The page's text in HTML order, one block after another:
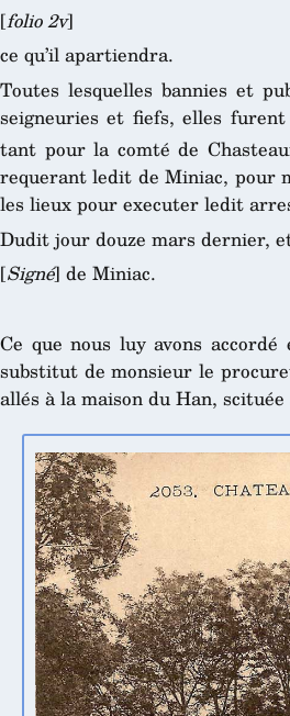
[folio 2v]
ce qu’il apartiendra.
Toutes lesquelles bannies et
seigneuries et fiefs, elles furent
tant pour la comté de
requerant ledit de Miniac, pour
les lieux pour executer ledit
Dudit jour douze mars dernier,
[Signé] de Miniac.
Ce que nous luy avons
substitut de monsieur le
allés à la maison du Han,